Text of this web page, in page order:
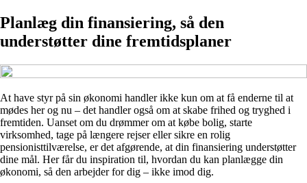
Planlæg din finansiering, så den
understøtter dine fremtidsplaner
At have styr på sin økonomi handler ikke kun om at få enderne til at
mødes her og nu – det handler også om at skabe frihed og tryghed i
fremtiden. Uanset om du drømmer om at købe bolig, starte
virksomhed, tage på længere rejser eller sikre en rolig
pensionisttilværelse, er det afgørende, at din finansiering understøtter
dine mål. Her får du inspiration til, hvordan du kan planlægge din
økonomi, så den arbejder for dig – ikke imod dig.